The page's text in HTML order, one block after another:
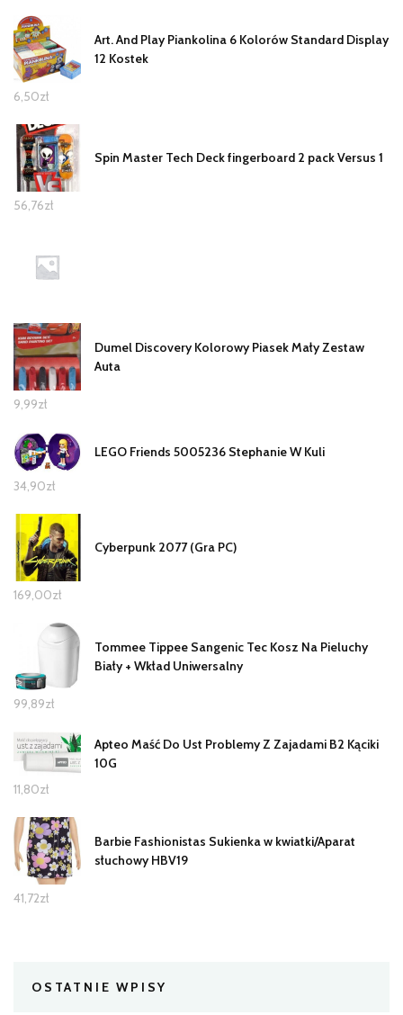
Art. And Play Piankolina 6 Kolorów Standard Display
12 Kostek
6,50zł
Spin Master Tech Deck fingerboard 2 pack Versus 1
56,76zł
Dumel Discovery Kolorowy Piasek Mały Zestaw
Auta
9,99zł
LEGO Friends 5005236 Stephanie W Kuli
34,90zł
Cyberpunk 2077 (Gra PC)
169,00zł
Tommee Tippee Sangenic Tec Kosz Na Pieluchy
Biały + Wkład Uniwersalny
99,89zł
Apteo Maść Do Ust Problemy Z Zajadami B2 Kąciki
10G
11,80zł
Barbie Fashionistas Sukienka w kwiatki/Aparat
słuchowy HBV19
41,72zł
OSTATNIE WPISY